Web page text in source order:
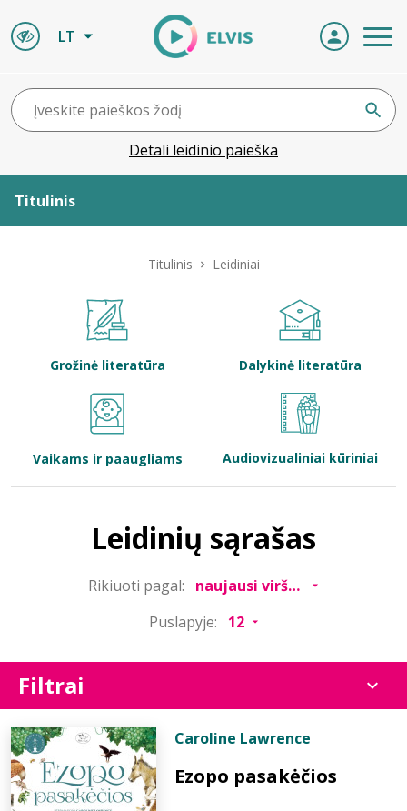
LT
Detali leidinio paieška
Titulinis
Bibliotekoms
Titulinis Leidiniai
Grožinė literatūra Dalykinė literatūra
Vaikams ir paaugliams Audiovizualiniai kūriniai
Leidinių sąrašas
Rikiuoti pagal:
Puslapyje:
Filtrai
Caroline Lawrence
Ezopo pasakėčios